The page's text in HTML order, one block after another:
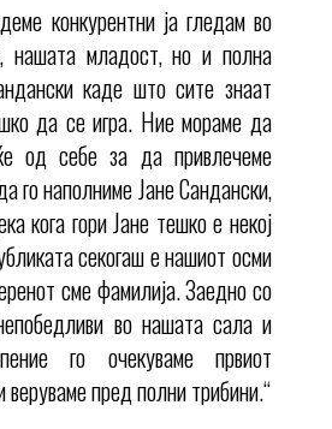
конкурентни ја гледам во
нашата младост, но и полна
каде што сите знаат
да се игра. Ние мораме да
од себе за да привлечеме
го наполниме Јане Сандански,
кога гори Јане тешко е некој
секогаш е нашиот осми
сме фамилија. Заедно со
во нашата сала и
го очекуваме првиот
пред полни трибини.“